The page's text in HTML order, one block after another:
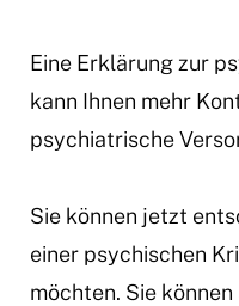
Eine Erklärung zur
kann Ihnen mehr
psychiatrische
Sie können jetzt
einer psychischen
möchten. Sie